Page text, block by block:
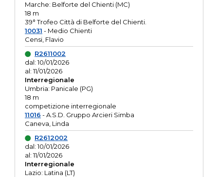
Marche: Belforte del Chienti (MC)
18 m
39° Trofeo Città di Belforte del Chienti.
10031 - Medio Chienti
Censi, Flavio
R2611002
dal: 10/01/2026
al: 11/01/2026
Interregionale
Umbria: Panicale (PG)
18 m
competizione interregionale
11016 - A.S.D. Gruppo Arcieri Simba
Caneva, Linda
R2612002
dal: 10/01/2026
al: 11/01/2026
Interregionale
Lazio: Latina (LT)